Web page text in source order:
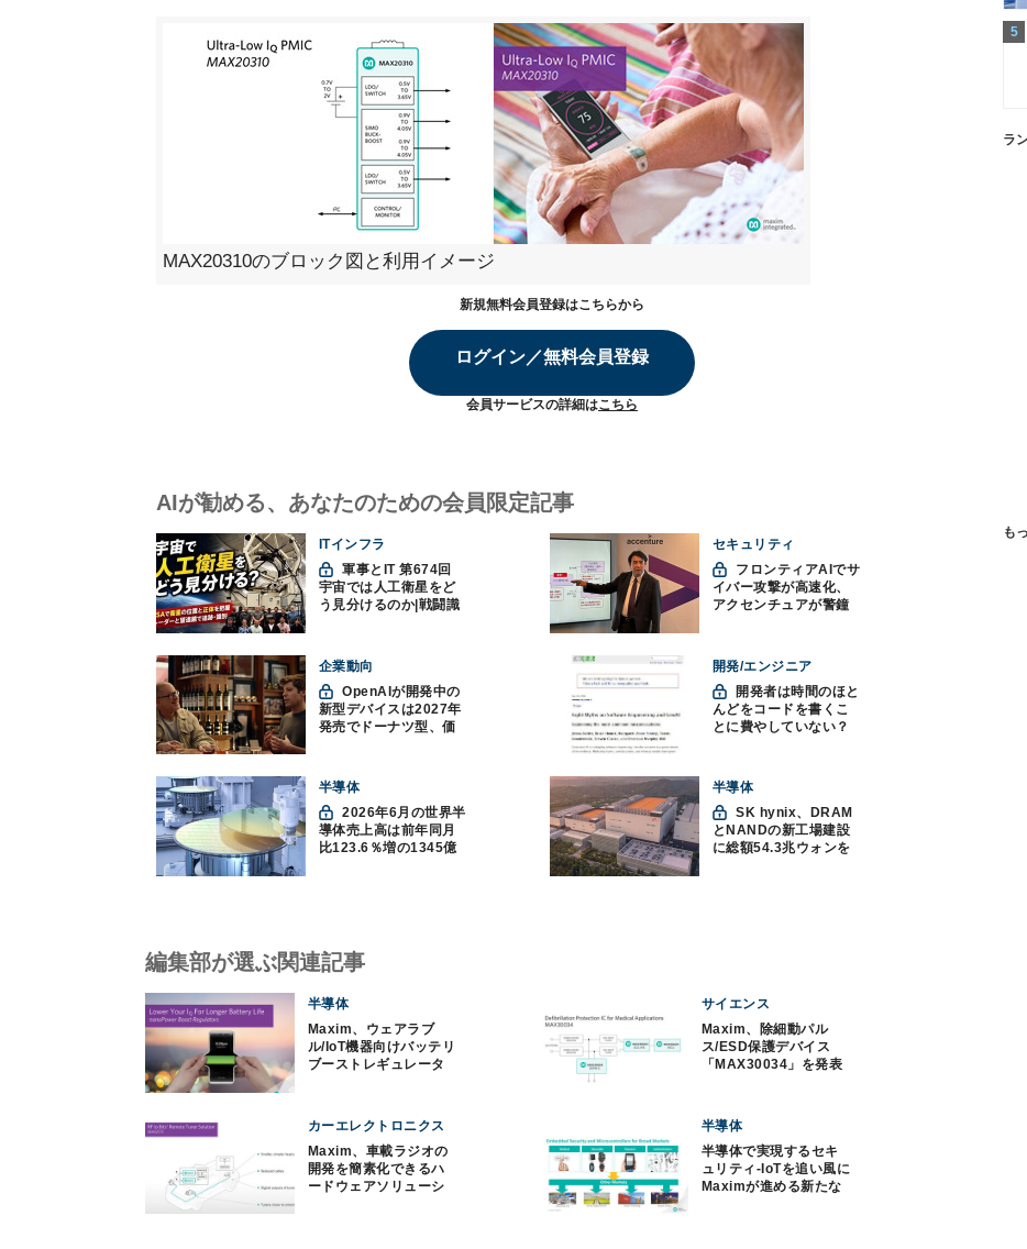
MAX20310のブロック図と利用イメージ
新規無料会員登録はこちらから
ログイン／無料会員登録
会員サービスの詳細はこちら
AIが勧める、あなたのための会員限定記事
ITインフラ
軍事とIT 第674回
宇宙では人工衛星をど
う見分けるのか|戦闘識
セキュリティ
イバー攻撃が高速化、
アクセンチュアが警鐘
企業動向
OpenAIが開発中の
新型デバイスは2027年
発売でドーナツ型、価
開発/エンジニア
んどをコードを書くこ
とに費やしていない？
つの神話への賛否
半導体
2026年6月の世界半
導体売上高は前年同月
比123.6％増の1345億
半導体
SK hynix、DRAM
とNANDの新工場建設
に総額54.3兆ウォンを
ラ
も
編集部が選ぶ関連記事
半導体
Maxim、ウェアラブ
ル/IoT機器向けバッテリ
ブーストレギュレータ
サイエンス
Maxim、除細動パル
ス/ESD保護デバイス
「MAX30034」を発表
カーエレクトロニクス
Maxim、車載ラジオの
開発を簡素化できるハ
ードウェアソリューシ
半導体
半導体で実現するセキ
ュリティ-IoTを追い風に
Maximが進める新たな